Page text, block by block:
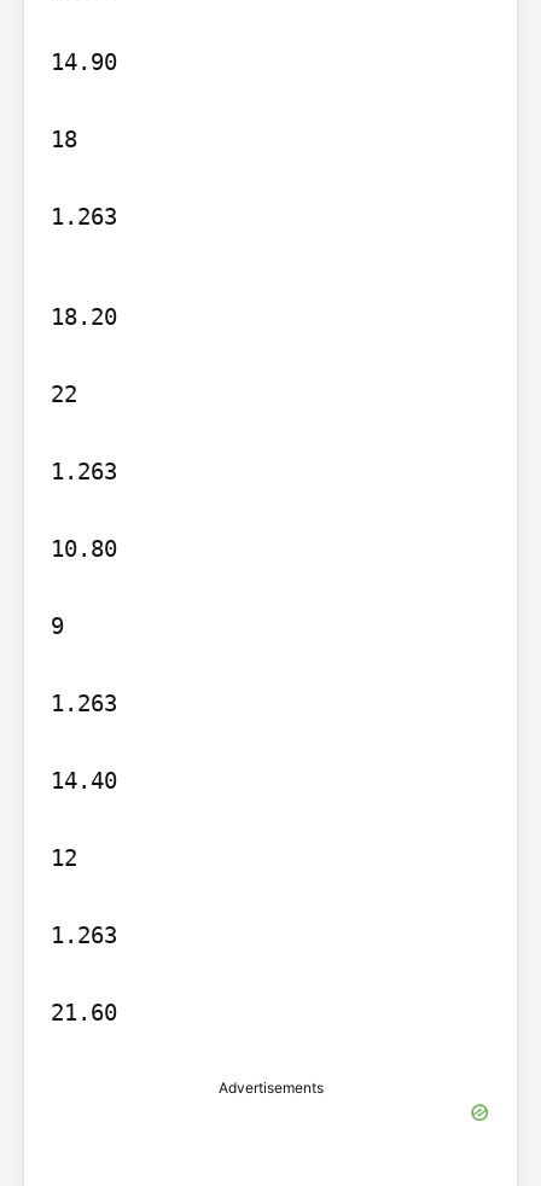
14.90
18
1.263
18.20
22
1.263
10.80
9
1.263
14.40
12
1.263
21.60
Advertisements